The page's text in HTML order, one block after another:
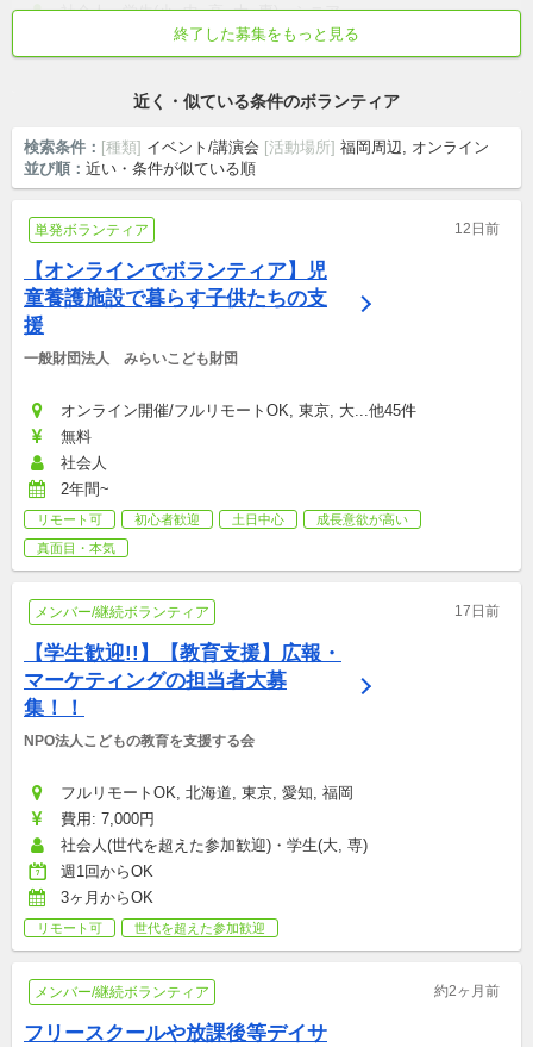
社会人・学生(小, 中, 高, 大, 専)・シニア
初心者歓迎 学校/仕事終わりから参加
終了した募集をもっと見る
近く・似ている条件のボランティア
検索条件： [種類] イベント/講演会 [活動場所] 福岡周辺, オンライン
並び順： 近い・条件が似ている順
単発ボランティア 12日前
【オンラインでボランティア】児
童養護施設で暮らす子供たちの支
援
一般財団法人　みらいこども財団
オンライン開催/フルリモートOK, 東京, 大...他45件
無料
社会人
2年間~
リモート可 初心者歓迎 土日中心
成長意欲が高い
真面目・本気
メンバー/継続ボランティア 17日前
【学生歓迎!!】【教育支援】広報・
マーケティングの担当者大募
集！！
NPO法人こどもの教育を支援する会
フルリモートOK, 北海道, 東京, 愛知, 福岡
費用: 7,000円
社会人(世代を超えた参加歓迎)・学生(大, 専)
週1回からOK
3ヶ月からOK
リモート可 世代を超えた参加歓迎
メンバー/継続ボランティア 約2ヶ月前
フリースクールや放課後等デイサ